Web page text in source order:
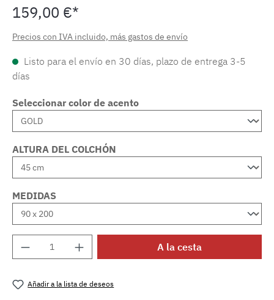
159,00 €*
Precios con IVA incluido, más gastos de envío
Listo para el envío en 30 días, plazo de entrega 3-5
días
Seleccionar color de acento
ALTURA DEL COLCHÓN
MEDIDAS
Cantidad del producto: introduce la
A la cesta
Añadir a la lista de deseos